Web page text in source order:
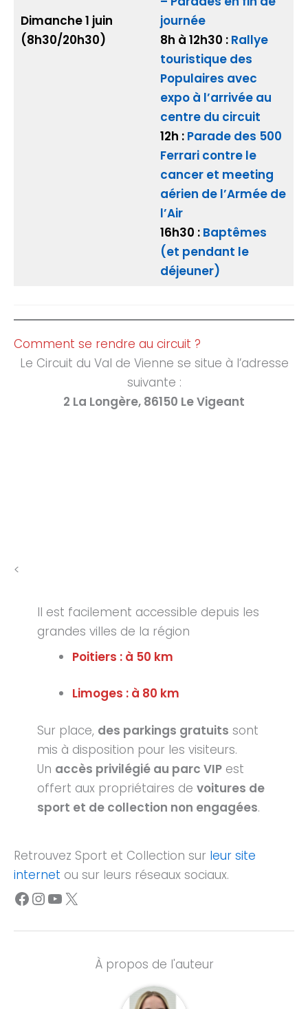
Dimanche 1 juin
(8h30/20h30)
journée
8h à 12h30 :Rallye
touristique des
Populaires avec
expo à l’arrivée au
centre du circuit
12h :Parade des 500
Ferrari contre le
cancer et meeting
aérien de l’Armée de
l’Air
16h30 :Baptêmes
(et pendant le
déjeuner)
Comment se rendre au circuit ?
Le Circuit du Val de Vienne se situe à l’adresse
suivante :
2 La Longère, 86150 Le Vigeant
<
Il est facilement accessible depuis les
grandes villes de la région
Poitiers : à 50 km
Limoges : à 80 km
Sur place, des parkings gratuits sont
mis à disposition pour les visiteurs.
Un accès privilégié au parc VIP est
offert aux propriétaires de voitures de
sport et de collection non engagées.
Retrouvez Sport et Collection sur leur site
internet ou sur leurs réseaux sociaux.
Facebook
Instagram
YouTube
X
À propos de l'auteur